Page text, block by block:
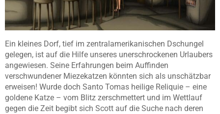
Ein kleines Dorf, tief im zentralamerikanischen Dschungel
gelegen, ist auf die Hilfe unseres unerschrockenen Urlaubers
angewiesen. Seine Erfahrungen beim Auffinden
verschwundener Miezekatzen könnten sich als unschätzbar
erweisen! Wurde doch Santo Tomas heilige Reliquie – eine
goldene Katze – vom Blitz zerschmettert und im Wettlauf
gegen die Zeit begibt sich Scott auf die Suche nach deren